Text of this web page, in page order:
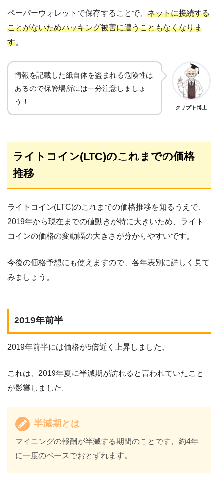
ペーパーウォレットで保存することで、 ネットに接続する
ことがないためハッキング被害に遭うこともなくなりま
す。
情報を記載した紙自体を盗まれる危険性は
あるので保管場所には十分注意しましょ
う！
クリプト博士
ライトコイン(LTC)のこれまでの価格
推移
ライトコイン(LTC)のこれまでの価格推移を知るうえで、
2019年から現在までの値動きが特に大きいため、ライト
コインの価格の変動幅の大きさが分かりやすいです。
今後の価格予想にも使えますので、各年表別に詳しく見て
みましょう。
2019年前半
2019年前半には価格が5倍近く上昇しました。
これは、2019年夏に半減期が訪れると言われていたこと
が影響しました。
半減期とは
マイニングの報酬が半減する期間のことです。約4年
に一度のペースでおとずれます。